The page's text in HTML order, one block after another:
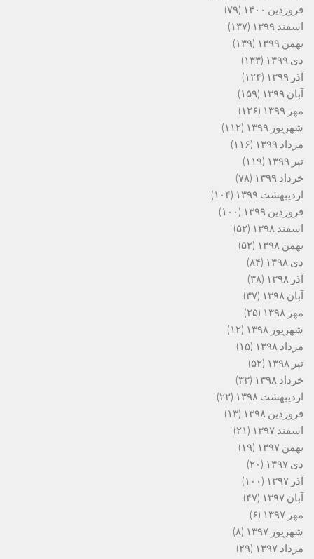
فروردین ۱۴۰۰
(۷۹)
اسفند ۱۳۹۹
(۱۳۷)
بهمن ۱۳۹۹
(۱۳۹)
دی ۱۳۹۹
(۱۳۳)
آذر ۱۳۹۹
(۱۲۴)
آبان ۱۳۹۹
(۱۵۹)
مهر ۱۳۹۹
(۱۲۶)
شهریور ۱۳۹۹
(۱۱۲)
مرداد ۱۳۹۹
(۱۱۶)
تیر ۱۳۹۹
(۱۱۹)
خرداد ۱۳۹۹
(۷۸)
اردیبهشت ۱۳۹۹
(۱۰۴)
فروردین ۱۳۹۹
(۱۰۰)
اسفند ۱۳۹۸
(۵۲)
بهمن ۱۳۹۸
(۵۲)
دی ۱۳۹۸
(۸۴)
آذر ۱۳۹۸
(۳۸)
آبان ۱۳۹۸
(۳۷)
مهر ۱۳۹۸
(۲۵)
شهریور ۱۳۹۸
(۱۲)
مرداد ۱۳۹۸
(۱۵)
تیر ۱۳۹۸
(۵۲)
خرداد ۱۳۹۸
(۳۳)
اردیبهشت ۱۳۹۸
(۲۲)
فروردین ۱۳۹۸
(۱۳)
اسفند ۱۳۹۷
(۲۱)
بهمن ۱۳۹۷
(۱۹)
دی ۱۳۹۷
(۲۰)
آذر ۱۳۹۷
(۱۰۰)
آبان ۱۳۹۷
(۴۷)
مهر ۱۳۹۷
(۶)
شهریور ۱۳۹۷
(۸)
مرداد ۱۳۹۷
(۲۹)